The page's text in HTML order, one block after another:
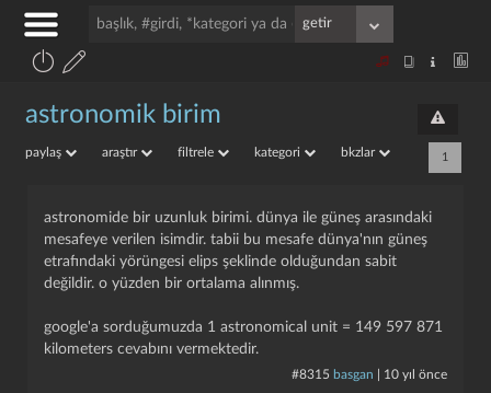
astronomik birim
paylaş araştır filtrele kategori bkzlar 1
astronomide bir uzunluk birimi. dünya ile güneş arasındaki
mesafeye verilen isimdir. tabii bu mesafe dünya'nın güneş
etrafındaki yörüngesi elips şeklinde olduğundan sabit
değildir. o yüzden bir ortalama alınmış.
google'a sorduğumuzda 1 astronomical unit = 149 597 871
kilometers cevabını vermektedir.
#8315 basgan 10 yıl önce